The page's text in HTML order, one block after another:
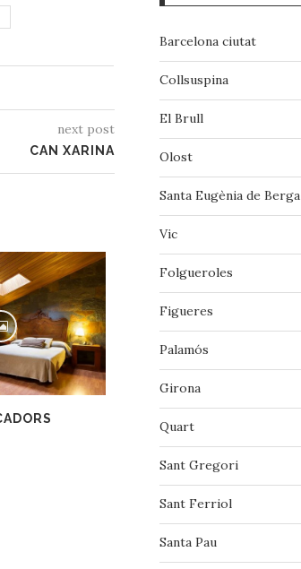
next post
CAN XARINA
LA TAVERNA DEL SUBIRÀ
Barcelona ciutat
Collsuspina
El Brull
Olost
Santa Eugènia de Berga
Vic
‪‎Folgueroles‬
Figueres
Palamós
Girona
Quart
Sant Gregori
Sant Ferriol
Santa Pau